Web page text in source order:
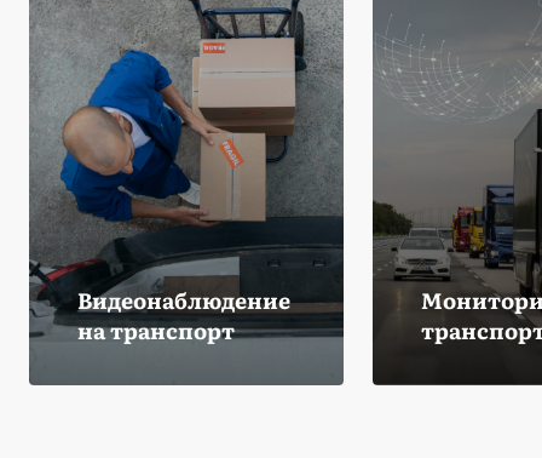
Видеонаблюдение
на транспорт